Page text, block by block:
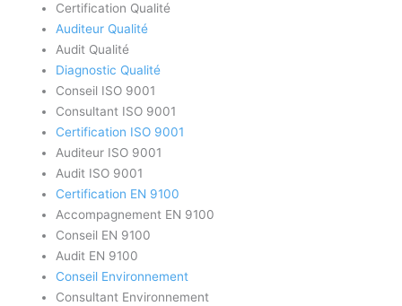
Certification Qualité
Auditeur Qualité
Audit Qualité
Diagnostic Qualité
Conseil ISO 9001
Consultant ISO 9001
Certification ISO 9001
Auditeur ISO 9001
Audit ISO 9001
Certification EN 9100
Accompagnement EN 9100
Conseil EN 9100
Audit EN 9100
Conseil Environnement
Consultant Environnement